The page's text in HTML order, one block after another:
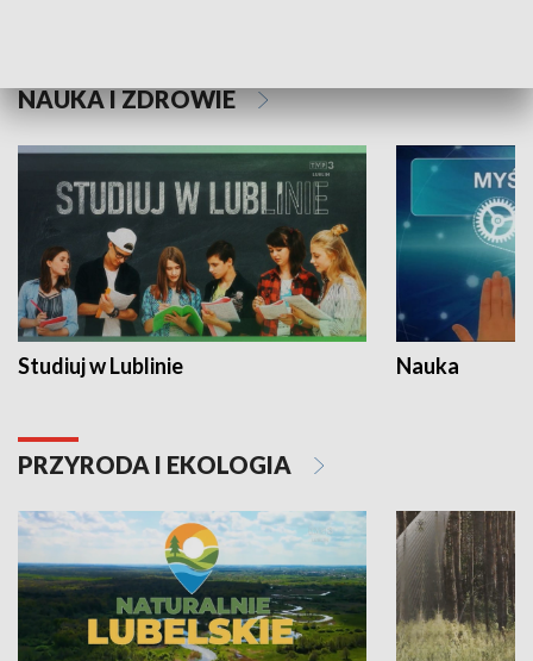
NAUKA I ZDROWIE
Studiuj w Lublinie Nauka
PRZYRODA I EKOLOGIA